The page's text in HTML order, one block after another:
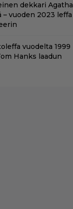
dekkari Agatha
vuoden 2023 leffa
vuodelta 1999
Hanks laadun